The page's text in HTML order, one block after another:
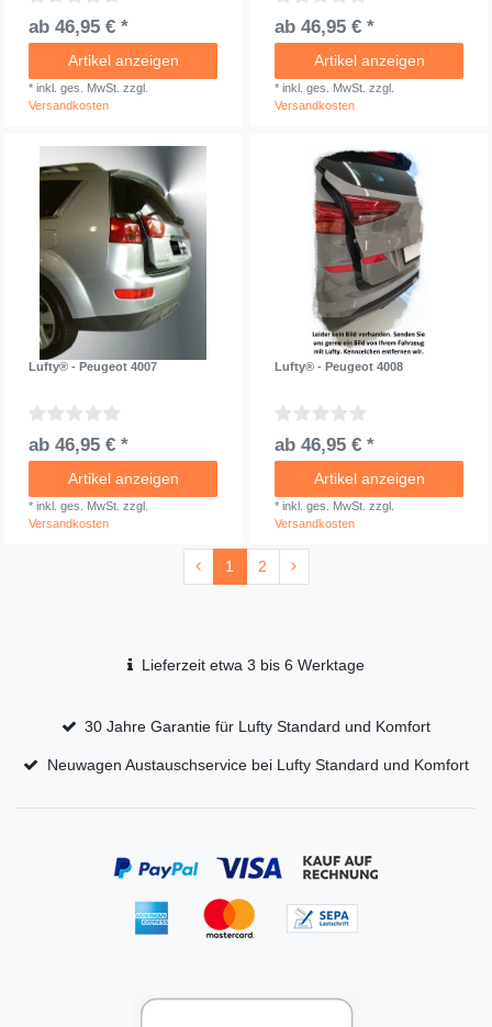
ab 46,95 € *
Artikel anzeigen
* inkl. ges. MwSt. zzgl.
Versandkosten
ab 46,95 € *
Artikel anzeigen
* inkl. ges. MwSt. zzgl.
Versandkosten
Lufty® - Peugeot 4007
ab 46,95 € *
Artikel anzeigen
* inkl. ges. MwSt. zzgl.
Versandkosten
Lufty® - Peugeot 4008
ab 46,95 € *
Artikel anzeigen
* inkl. ges. MwSt. zzgl.
Versandkosten
1 2
Lieferzeit etwa 3 bis 6 Werktage
30 Jahre Garantie für Lufty Standard und Komfort
Neuwagen Austauschservice bei Lufty Standard und Komfort